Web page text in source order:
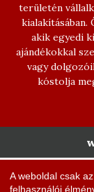
területén
akik egyedi
ajándékokkal
vagy
kóstolja
A weboldal csak
felhasználói